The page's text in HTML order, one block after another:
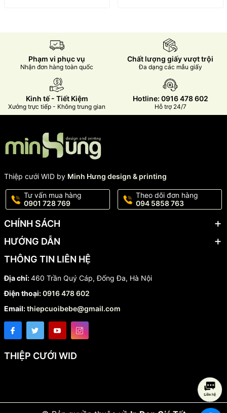
Phạm vi phục vụ
Nhận đơn hàng toàn quốc
Chất lượng giấy vượt trội
Đa dạng các mẫu giấy
Kinh tế - Tiết Kiệm
Xưởng trực tiếp - Không trung gian
Hotline: 0916 478 602
Hỗ trợ 24/7
Thiệp cưới WID by Minh Hưng design & printing
Tư vấn mua hàng
0901 728 769
Theo dõi đơn hàng
094 5858 763
CHÍNH SÁCH
HƯỚNG DẪN
THÔNG TIN LIÊN HỆ
Địa chỉ:460 Trần Quý Cáp, Đống Đa, Hà Nội
Điện thoại:0916 478 602
Email:thiepcuoibebe@gmail.com
THIỆP CƯỚI WID